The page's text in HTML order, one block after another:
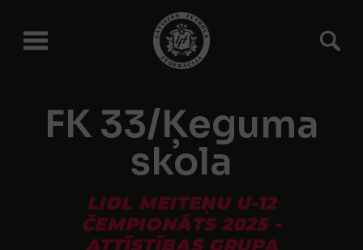
FK 33/Ķeguma
skola
LIDL MEITEŅU U-12
ČEMPIONĀTS 2025 -
ATTĪSTĪBAS GRUPA